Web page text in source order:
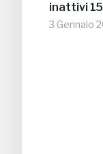
inattivi
3 Gennaio